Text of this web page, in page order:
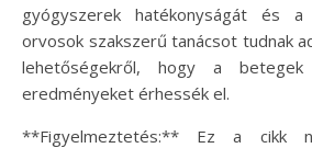
gyógyszerek hatékonyságát és
orvosok szakszerű tanácsot tudnak
lehetőségekről, hogy a
eredményeket érhessék el.
**Figyelmeztetés:** Ez a cikk